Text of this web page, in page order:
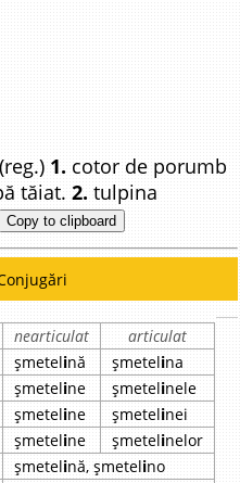
1. cotor de porumb
tăiat.2. tulpina
Copy to clipboard
nearticulat
articulat
șmetelină șmetelina
șmeteline șmetelinele
șmeteline șmetelinei
șmeteline șmetelinelor
șmetelină, șmetelino